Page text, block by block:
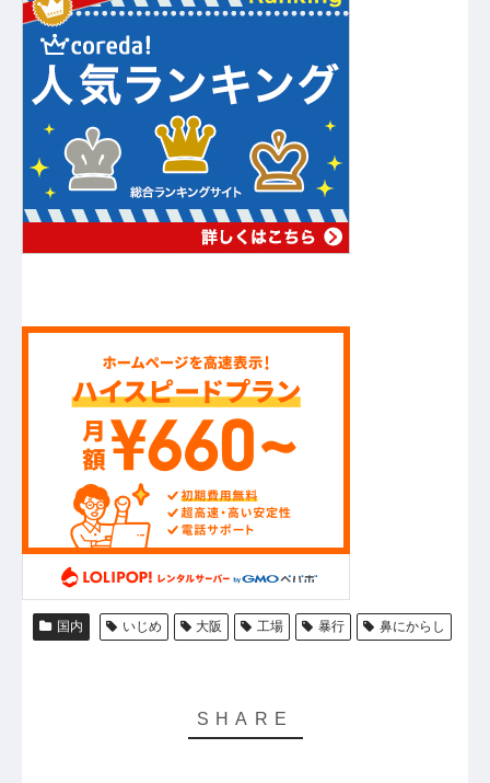
国内 いじめ 大阪 工場 暴行 鼻にからし